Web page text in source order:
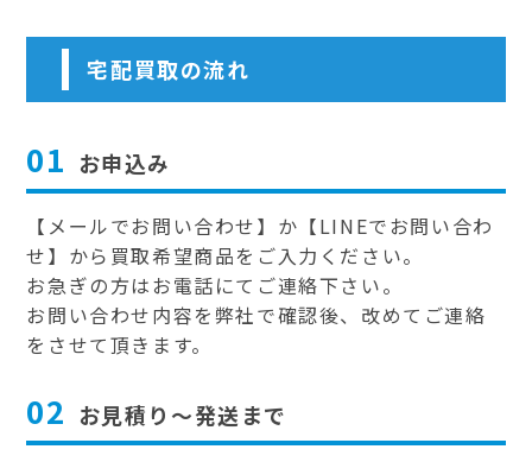
宅配買取の流れ
01 お申込み
【メールでお問い合わせ】か【LINEでお問い合わ
せ】から買取希望商品をご入力ください。
お急ぎの方はお電話にてご連絡下さい。
お問い合わせ内容を弊社で確認後、改めてご連絡
をさせて頂きます。
02 お見積り～発送まで